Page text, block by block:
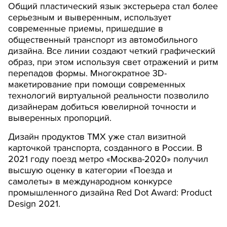
Общий пластический язык экстерьера стал более
серьезным и выверенным, использует
современные приемы, пришедшие в
общественный транспорт из автомобильного
дизайна. Все линии создают четкий графический
образ, при этом используя свет отражений и ритм
перепадов формы. Многократное 3D-
макетирование при помощи современных
технологий виртуальной реальности позволило
дизайнерам добиться ювелирной точности и
выверенных пропорций.
Дизайн продуктов ТМХ уже стал визитной
карточкой транспорта, созданного в России. В
2021 году поезд метро «Москва-2020» получил
высшую оценку в категории «Поезда и
самолеты» в международном конкурсе
промышленного дизайна Red Dot Award: Product
Design 2021.